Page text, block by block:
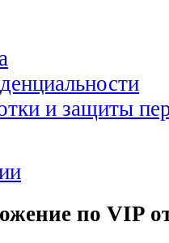
и защиты
по VIP